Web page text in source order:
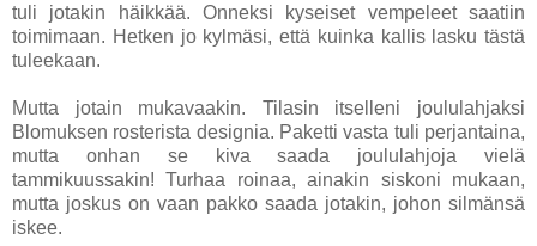
tuli jotakin häikkää. Onneksi kyseiset vempeleet saatiin
toimimaan. Hetken jo kylmäsi, että kuinka kallis lasku tästä
tuleekaan.
Mutta jotain mukavaakin. Tilasin itselleni joululahjaksi
Blomuksen rosterista designia. Paketti vasta tuli perjantaina,
mutta onhan se kiva saada joululahjoja vielä
tammikuussakin! Turhaa roinaa, ainakin siskoni mukaan,
mutta joskus on vaan pakko saada jotakin, johon silmänsä
iskee.